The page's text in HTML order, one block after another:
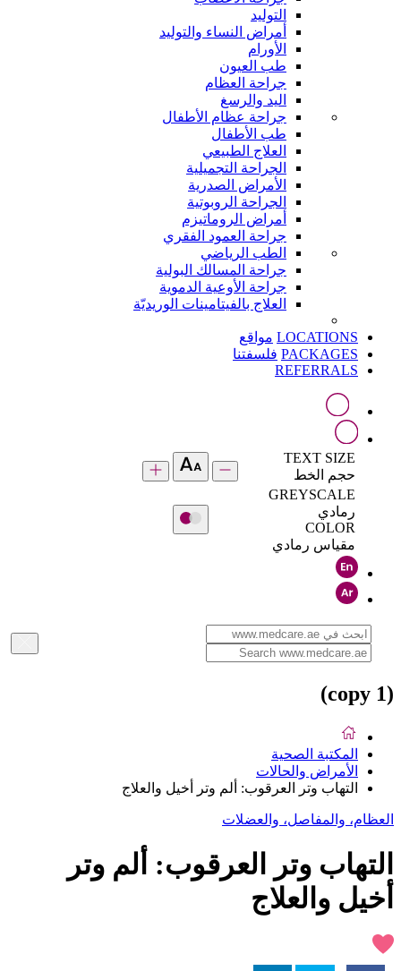
التوليد
أمراض النساء والتوليد
الأورام
طب العيون
جراحة العظام
اليد والرسغ
جراحة عظام الأطفال
طب الأطفال
العلاج الطبيعي
الجراحة التجميلية
الأمراض الصدرية
الجراحة الروبوتية
أمراض الروماتيزم
جراحة العمود الفقري
الطب الرياضي
جراحة المسالك البولية
جراحة الأوعية الدموية
العلاج بالفيتامينات الوريديّة
LOCATIONS مواقع
PACKAGES فلسفتنا
REFERRALS
TEXT SIZE
حجم الخط
GREYSCALE
رمادي
COLOR
مقياس رمادي
(copy 1)
المكتبة الصحية
الأمراض والحالات
التهاب وتر العرقوب: ألم وتر أخيل والعلاج
العظام، والمفاصل، والعضلات
التهاب وتر العرقوب: ألم وتر
أخيل والعلاج